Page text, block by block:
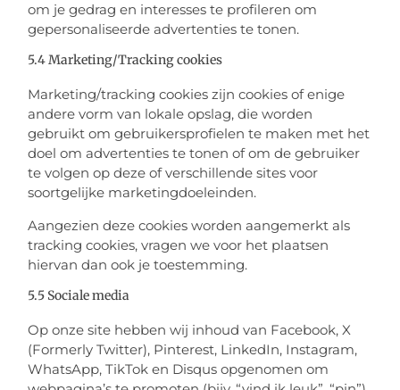
om je gedrag en interesses te profileren om
gepersonaliseerde advertenties te tonen.
5.4 Marketing/Tracking cookies
Marketing/tracking cookies zijn cookies of enige
andere vorm van lokale opslag, die worden
gebruikt om gebruikersprofielen te maken met het
doel om advertenties te tonen of om de gebruiker
te volgen op deze of verschillende sites voor
soortgelijke marketingdoeleinden.
Aangezien deze cookies worden aangemerkt als
tracking cookies, vragen we voor het plaatsen
hiervan dan ook je toestemming.
5.5 Sociale media
Op onze site hebben wij inhoud van Facebook, X
(Formerly Twitter), Pinterest, LinkedIn, Instagram,
WhatsApp, TikTok en Disqus opgenomen om